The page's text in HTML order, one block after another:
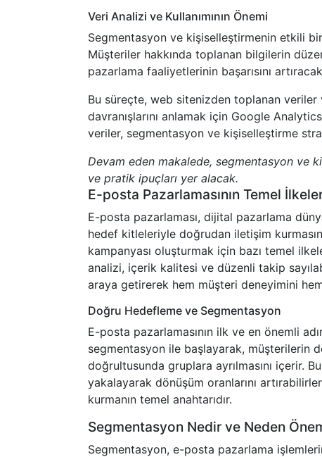
Veri Analizi ve Kullanımının Önemi
Segmentasyon ve kişiselleştirmenin etkili
Müşteriler hakkında toplanan bilgilerin
pazarlama faaliyetlerinin başarısını
Bu süreçte, web sitenizden toplanan
davranışlarını anlamak için Google
veriler, segmentasyon ve kişiselleştirme
Devam eden makalede, segmentasyon ve
ve pratik ipuçları yer alacak.
E-posta Pazarlamasının Temel
E-posta pazarlaması, dijital pazarlama
hedef kitleleriyle doğrudan iletişim
kampanyası oluşturmak için bazı temel
analizi, içerik kalitesi ve düzenli takip
araya getirerek hem müşteri deneyimini
Doğru Hedefleme ve Segmentasyon
E-posta pazarlamasının ilk ve en önemli
segmentasyon ile başlayarak, müşterilerin
doğrultusunda gruplara ayrılmasını içerir.
yakalayarak dönüşüm oranlarını
kurmanın temel anahtarıdır.
Segmentasyon Nedir ve Neden
Segmentasyon, e-posta pazarlama